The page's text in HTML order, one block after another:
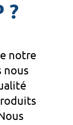
?
notre
nous